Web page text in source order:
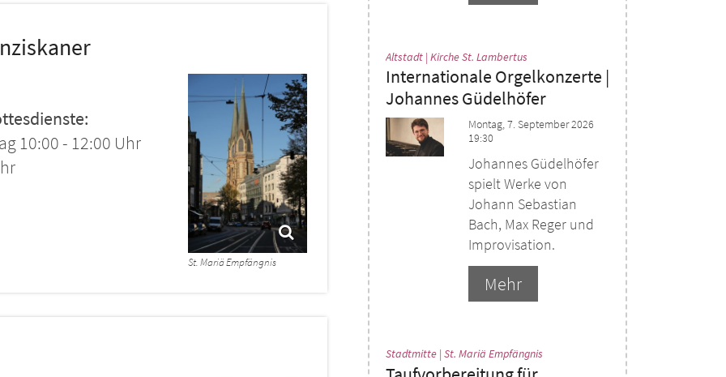
St. Mariä Empfängnis
10:00 - 12:00 Uhr
Altstadt | Kirche St. Lambertus
Internationale Orgelkonzerte |
Johannes Güdelhöfer
Montag, 7. September 2026
19:30
Johannes Güdelhöfer
spielt Werke von
Johann Sebastian
Bach, Max Reger und
Improvisation.
Mehr
Stadtmitte | St. Mariä Empfängnis